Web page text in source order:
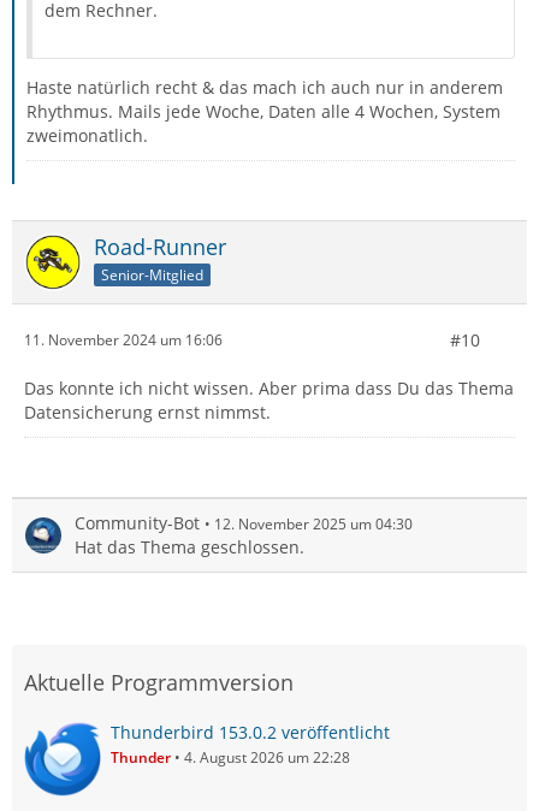
dem Rechner.
Haste natürlich recht & das mach ich auch nur in anderem
Rhythmus. Mails jede Woche, Daten alle 4 Wochen, System
zweimonatlich.
Road-Runner
Senior-Mitglied
11. November 2024 um 16:06 #10
Das konnte ich nicht wissen. Aber prima dass Du das Thema
Datensicherung ernst nimmst.
Community-Bot 12. November 2025 um 04:30
Hat das Thema geschlossen.
Aktuelle Programmversion
Thunderbird 153.0.2 veröffentlicht
Thunder 4. August 2026 um 22:28